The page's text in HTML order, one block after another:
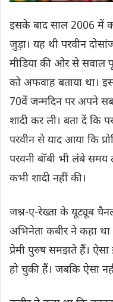
इसके बाद साल 2006 में
जुड़ा। यह थी परवीन
मीडिया की ओर से सवाल
को अफवाह बताया था।
70वें जन्मदिन पर अपने
शादी कर ली। बता दें कि
परवीन से याद आया कि
परवनी बॉबी भी लंंबे
कभी शादी नहीं की।
जश्न-ए-रेख्ता के यूट्यूब
अभिनेता कबीर ने कहा
प्रेमी पुरुष समझते हैं। ऐसा
हो चुकी हैं। जबकि ऐसा